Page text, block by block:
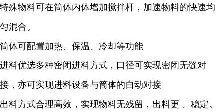
特殊物料可在筒体内体增加搅拌杆，加速物料的快速均
匀混合。
筒体可配置加热、保温、冷却等功能
进料优选多种密闭进料方式，口径可实现密闭无缝对
接，亦可实现进料设备与筒体的自动对接
出料方式合理高效，实现物料无残留，出料更 、稳定。